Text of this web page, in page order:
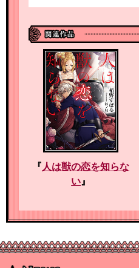
『 人は獣の恋を知らな
い 』